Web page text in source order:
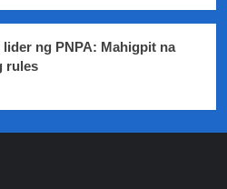
ng PNPA: Mahigpit na
rules